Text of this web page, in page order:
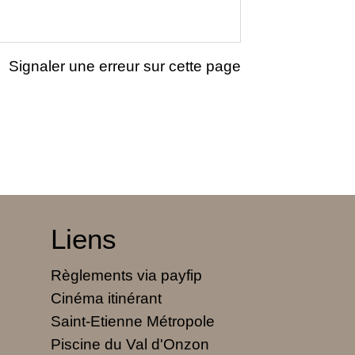
Signaler une erreur sur cette page
Liens
Règlements via payfip
Cinéma itinérant
Saint-Etienne Métropole
Piscine du Val d'Onzon